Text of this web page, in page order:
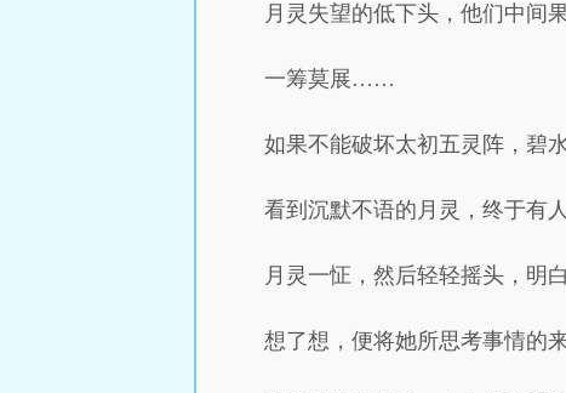
月灵失望的低下头，他们中间
一筹莫展……
如果不能破坏太初五灵阵，碧
看到沉默不语的月灵，终于有
月灵一怔，然后轻轻摇头，明
想了想，便将她所思考事情的